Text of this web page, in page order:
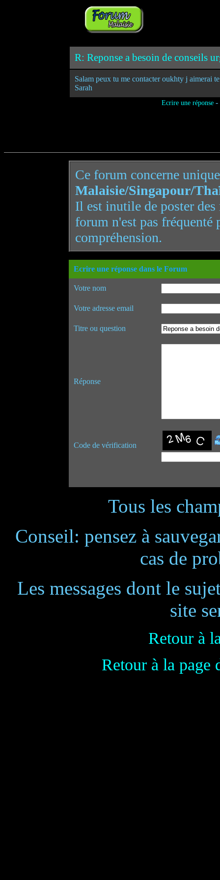
R: Reponse a besoin de conseils
Salam peux tu me contacter oukhty j aimerai
Sarah
Ecrire une réponse-
Ce forum concerne
Malaisie/Singapour/
Il est inutile de poster
forum n'est pas
compréhension.
Ecrire une réponse dans le Forum
Votre nom
Votre adresse email
Titre ou question
Réponse
Code de vérification
Tous les
Conseil: pensez à
cas de
Les messages dont le
site
Retour à
Retour à la page